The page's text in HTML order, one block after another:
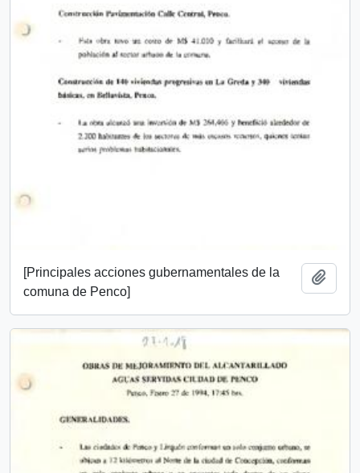
[Principales acciones gubernamentales de la
comuna de Penco]